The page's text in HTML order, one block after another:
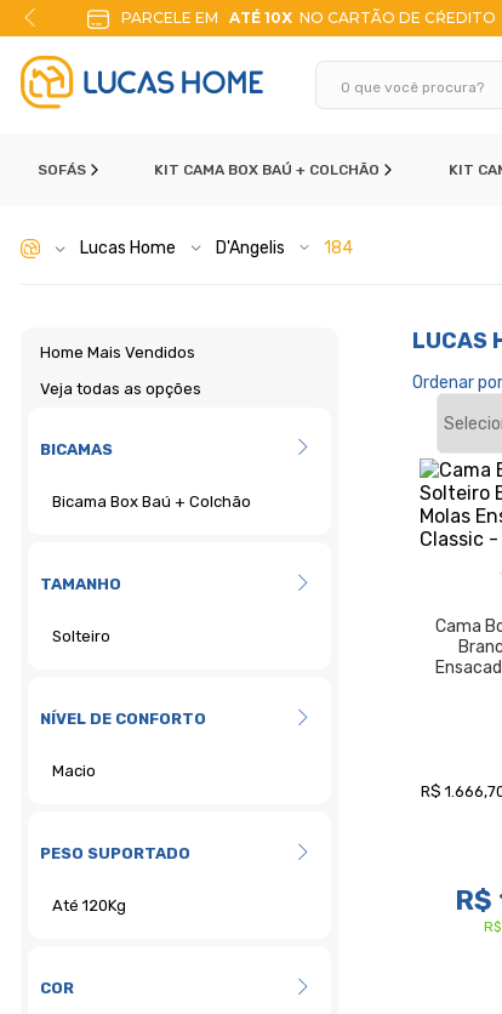
PARCELE EM ATÉ 10X NO CARTÃO DE CŔEDITO
SOFÁS KIT CAMA BOX BAÚ + COLCHÃO KIT
Lucas Home D'Angelis 184
Home Mais Vendidos
Veja todas as opções
BICAMAS
TAMANHO
NÍVEL DE CONFORTO
PESO SUPORTADO
COR
LUCAS
Ordenar
Cama
R$
R$